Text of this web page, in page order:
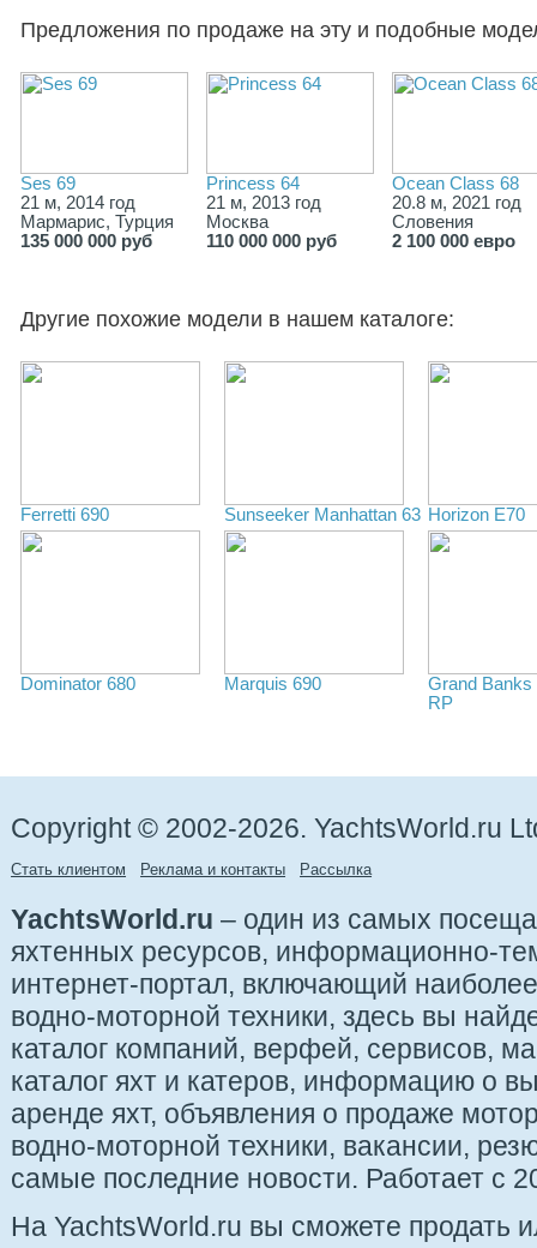
Предложения по продаже на эту и подобные
Ses 69
21 м, 2014 год
Мармарис, Турция
135 000 000 руб
Princess 64
21 м, 2013 год
Москва
110 000 000 руб
Ocean Class 68
20.8 м, 2021 год
Словения
2 100 000 евро
Другие похожие модели в нашем каталоге:
Ferretti 690 Sunseeker Manhattan 63 Horizon E70
Dominator 680 Marquis 690
Grand Banks
RP
Copyright © 2002-2026. YachtsWorld.ru
Стать клиентом Реклама и контакты Рассылка
YachtsWorld.ru – один из самых
яхтенных ресурсов, информационно-
интернет-портал, включающий
водно-моторной техники, здесь вы
каталог компаний, верфей, сервисов,
каталог яхт и катеров, информацию о
аренде яхт, объявления о продаже
водно-моторной техники, вакансии,
самые последние новости. Работает с
На YachtsWorld.ru вы сможете продать